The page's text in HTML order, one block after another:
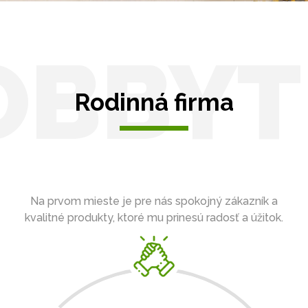
Rodinná firma
Na prvom mieste je pre nás spokojný zákazník a
kvalitné produkty, ktoré mu prinesú radosť a úžitok.